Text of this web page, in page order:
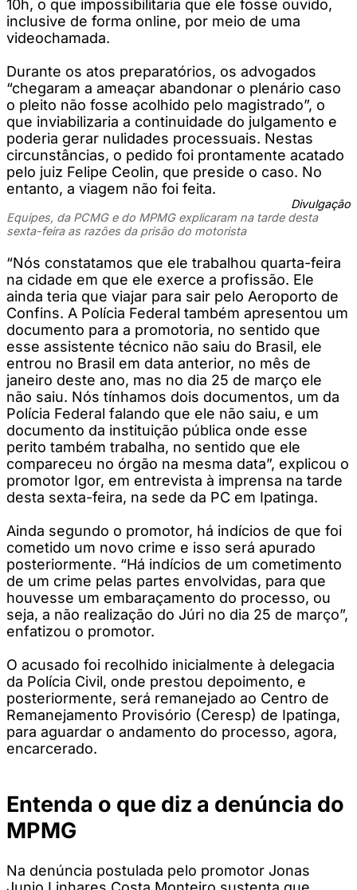
10h, o que impossibilitaria que ele fosse ouvido,
inclusive de forma online, por meio de uma
videochamada.
Durante os atos preparatórios, os advogados
“chegaram a ameaçar abandonar o plenário caso
o pleito não fosse acolhido pelo magistrado”, o
que inviabilizaria a continuidade do julgamento e
poderia gerar nulidades processuais. Nestas
circunstâncias, o pedido foi prontamente acatado
pelo juiz Felipe Ceolin, que preside o caso. No
entanto, a viagem não foi feita.
Divulgação
Equipes, da PCMG e do MPMG explicaram na tarde desta
sexta-feira as razões da prisão do motorista
“Nós constatamos que ele trabalhou quarta-feira
na cidade em que ele exerce a profissão. Ele
ainda teria que viajar para sair pelo Aeroporto de
Confins. A Polícia Federal também apresentou um
documento para a promotoria, no sentido que
esse assistente técnico não saiu do Brasil, ele
entrou no Brasil em data anterior, no mês de
janeiro deste ano, mas no dia 25 de março ele
não saiu. Nós tínhamos dois documentos, um da
Polícia Federal falando que ele não saiu, e um
documento da instituição pública onde esse
perito também trabalha, no sentido que ele
compareceu no órgão na mesma data”, explicou o
promotor Igor, em entrevista à imprensa na tarde
desta sexta-feira, na sede da PC em Ipatinga.
Ainda segundo o promotor, há indícios de que foi
cometido um novo crime e isso será apurado
posteriormente. “Há indícios de um cometimento
de um crime pelas partes envolvidas, para que
houvesse um embaraçamento do processo, ou
seja, a não realização do Júri no dia 25 de março”,
enfatizou o promotor.
O acusado foi recolhido inicialmente à delegacia
da Polícia Civil, onde prestou depoimento, e
posteriormente, será remanejado ao Centro de
Remanejamento Provisório (Ceresp) de Ipatinga,
para aguardar o andamento do processo, agora,
encarcerado.
Entenda o que diz a denúncia do
MPMG
Na denúncia postulada pelo promotor Jonas